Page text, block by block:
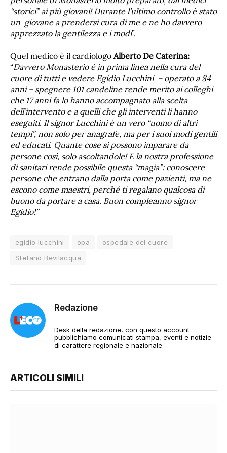
“storici” ai più giovani! Durante l’ultimo controllo è stato
un giovane a prendersi cura di me e ne ho davvero
apprezzato la gentilezza e i modi”.
Quel medico è il cardiologo Alberto De Caterina:
“Davvero Monasterio è in prima linea nella cura del
cuore di tutti e vedere Egidio Lucchini – operato a 84
anni – spegnere 101 candeline rende merito ai colleghi
che 17 anni fa lo hanno accompagnato alla scelta
dell’intervento e a quelli che gli interventi li hanno
eseguiti. Il signor Lucchini è un vero “uomo di altri
tempi”, non solo per anagrafe, ma per i suoi modi gentili
ed educati. Quante cose si possono imparare da
persone così, solo ascoltandole! E la nostra professione
di sanitari rende possibile questa “magia”: conoscere
persone che entrano dalla porta come pazienti, ma ne
escono come maestri, perché ti regalano qualcosa di
buono da portare a casa. Buon compleanno signor
Egidio!”
egidio lucchini opa
ospedale del cuore
Stefano Bevilacqua
Redazione
Desk della redazione, con questo account
pubblichiamo comunicati stampa, eventi e notizie
di carattere regionale e nazionale
ARTICOLI SIMILI